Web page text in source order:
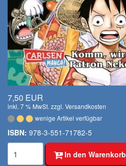
7,50 EUR
inkl. 7 % MwSt. zzgl. Versandkosten
wenige Artikel verfügbar
ISBN: 978-3-551-71782-5
In den Warenkorb